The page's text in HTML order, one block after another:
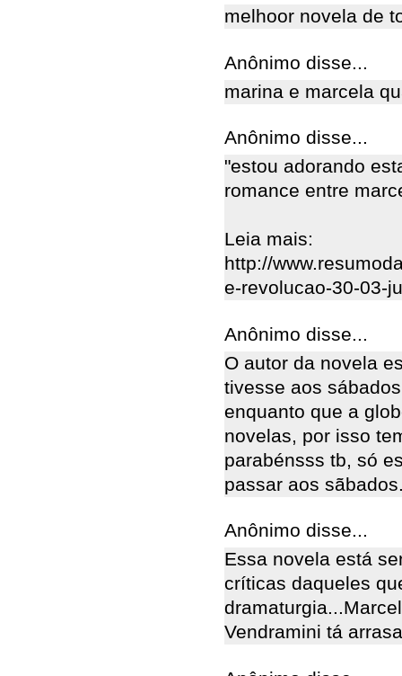
melhoor novela de
Anônimo disse...
marina e marcela
Anônimo disse...
"estou adorando
romance entre
Leia mais:
http://
e-revolucao-30-03-
Anônimo disse...
O autor da novela
tivesse aos
enquanto que a
novelas, por isso
parabénsss tb, só
passar aos
Anônimo disse...
Essa novela está
críticas daqueles
Vendramini tá